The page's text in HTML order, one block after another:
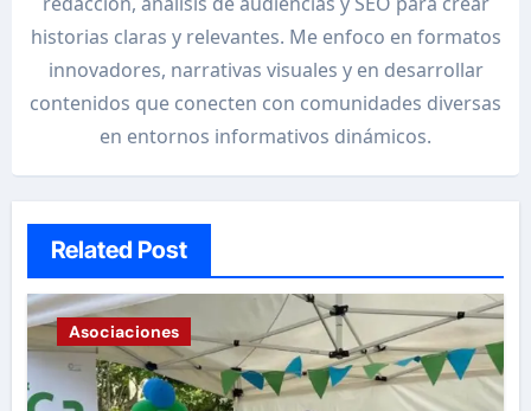
historias claras y relevantes. Me enfoco en formatos
innovadores, narrativas visuales y en desarrollar
contenidos que conecten con comunidades diversas
en entornos informativos dinámicos.
Related Post
Asociaciones